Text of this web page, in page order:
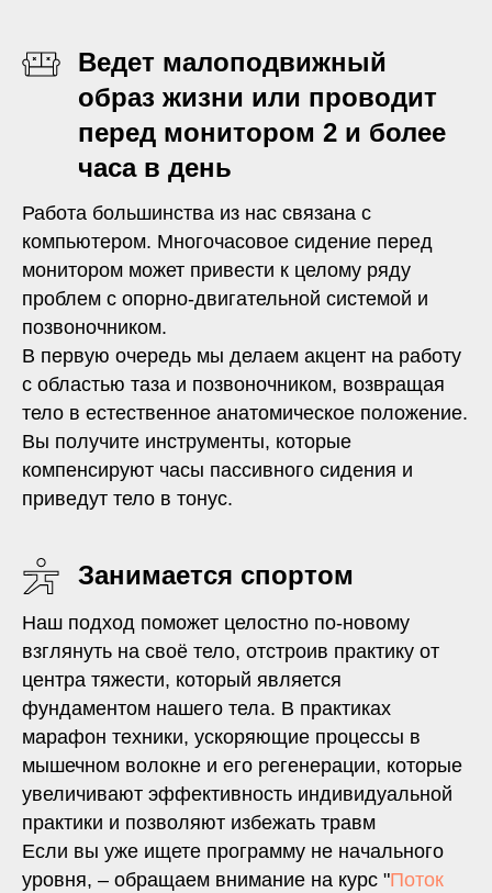
Ведет малоподвижный
образ жизни или проводит
перед монитором 2 и более
часа в день
Работа большинства из нас связана с
компьютером. Многочасовое сидение перед
монитором может привести к целому ряду
проблем с опорно-двигательной системой и
позвоночником.
В первую очередь мы делаем акцент на работу
с областью таза и позвоночником, возвращая
тело в естественное анатомическое положение.
Вы получите инструменты, которые
компенсируют часы пассивного сидения и
приведут тело в тонус.
Занимается спортом
Наш подход поможет целостно по-новому
взглянуть на своё тело, отстроив практику от
центра тяжести, который является
фундаментом нашего тела. В практиках
марафон техники, ускоряющие процессы в
мышечном волокне и его регенерации, которые
увеличивают эффективность индивидуальной
практики и позволяют избежать травм
Если вы уже ищете программу не начального
уровня, – обращаем внимание на курс "Поток